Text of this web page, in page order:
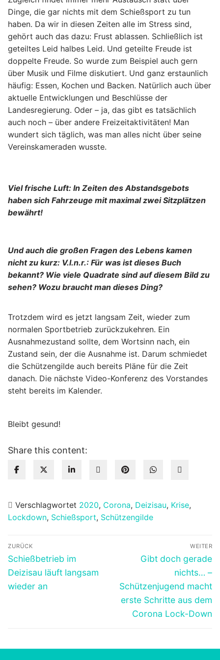
Dinge, die gar nichts mit dem Schießsport zu tun
haben. Da wir in diesen Zeiten alle im Stress sind,
gehört auch das dazu: Frust ablassen. Schließlich ist
geteiltes Leid halbes Leid. Und geteilte Freude ist
doppelte Freude. So wurde zum Beispiel auch gern
über Musik und Filme diskutiert. Und ganz erstaunlich
häufig: Essen, Kochen und Backen. Natürlich auch über
aktuelle Entwicklungen und Beschlüsse der
Landesregierung. Oder – ja, das gibt es tatsächlich
auch noch – über andere Freizeitaktivitäten! Man
wundert sich täglich, was man alles nicht über seine
Vereinskameraden wusste.
Viel frische Luft: In Zeiten des Abstandsgebots
haben sich Fahrzeuge mit maximal zwei Sitzplätzen
bewährt!
Und auch die großen Fragen des Lebens kamen
nicht zu kurz: V.l.n.r.: Für was ist dieses Buch
bekannt? Wie viele Quadrate sind auf diesem Bild zu
sehen? Wozu braucht man dieses Ding?
Trotzdem wird es jetzt langsam Zeit, wieder zum
normalen Sportbetrieb zurückzukehren. Ein
Ausnahmezustand sollte, dem Wortsinn nach, ein
Zustand sein, der die Ausnahme ist. Darum schmiedet
die Schützengilde auch bereits Pläne für die Zeit
danach. Die nächste Video-Konferenz des Vorstandes
steht bereits im Kalender.
Bleibt gesund!
Share this content:
Verschlagwortet 2020, Corona, Deizisau, Krise,
Lockdown, Schießsport, Schützengilde
Beitragsnavigation
ZURÜCK
Vorheriger
Beitrag:
Schießbetrieb im
Deizisau läuft langsam
wieder an
WEITER
Nächster
Gibt doch gerade
nichts… –
Schützenjugend macht
erste Schritte aus dem
Corona Lock-Down